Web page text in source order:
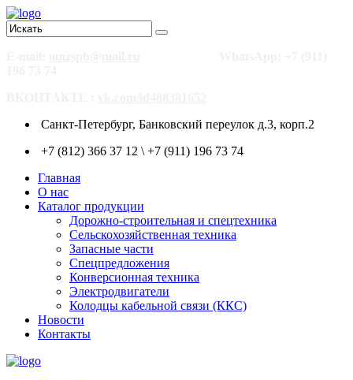
Санкт-Петербург, Банковский переулок д.3, корп.2
+7 (812) 366 37 12 \ +7 (911) 196 73 74
Главная
О нас
Каталог продукции
Дорожно-строительная и спецтехника
Сельскохозяйственная техника
Запасные части
Спецпредложения
Конверсионная техника
Электродвигатели
Колодцы кабельной связи (ККС)
Новости
Контакты